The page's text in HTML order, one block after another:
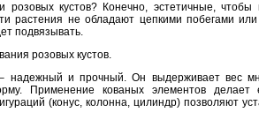
розовых кустов? Конечно, эстетичные, чтобы
растения не обладают цепкими побегами
подвязывать.
розовых кустов.
надежный и прочный. Он выдерживает вес
Применение кованых элементов
(конус, колонна, цилиндр) позволяют